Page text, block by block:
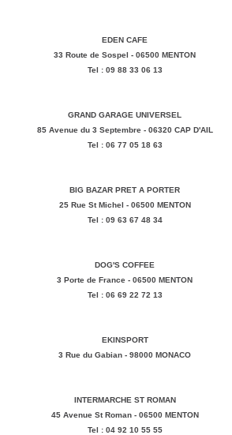
EDEN CAFE
33 Route de Sospel - 06500 MENTON
Tel : 09 88 33 06 13
GRAND GARAGE UNIVERSEL
85 Avenue du 3 Septembre - 06320 CAP D'AIL
Tel : 06 77 05 18 63
BIG BAZAR PRET A PORTER
25 Rue St Michel - 06500 MENTON
Tel : 09 63 67 48 34
DOG'S COFFEE
3 Porte de France - 06500 MENTON
Tel : 06 69 22 72 13
EKINSPORT
3 Rue du Gabian - 98000 MONACO
INTERMARCHE ST ROMAN
45 Avenue St Roman - 06500 MENTON
Tel : 04 92 10 55 55